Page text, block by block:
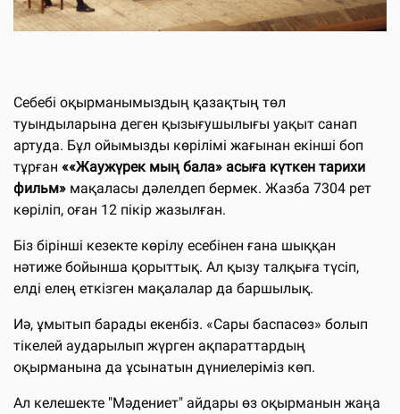
Себебі оқырманымыздың қазақтың төл
туындыларына деген қызығушылығы уақыт санап
артуда. Бұл ойымызды көрілімі жағынан екінші боп
тұрған ««Жаужүрек мың бала» асыға күткен тарихи
фильм» мақаласы дәлелдеп бермек. Жазба 7304 рет
көріліп, оған 12 пікір жазылған.
Біз бірінші кезекте көрілу есебінен ғана шыққан
нәтиже бойынша қорыттық. Ал қызу талқыға түсіп,
елді елең еткізген мақалалар да баршылық.
Иә, ұмытып барады екенбіз. «Сары баспасөз» болып
тікелей аударылып жүрген ақпараттардың
оқырманына да ұсынатын дүниелеріміз көп.
Ал келешекте "Мәдениет" айдары өз оқырманын жаңа